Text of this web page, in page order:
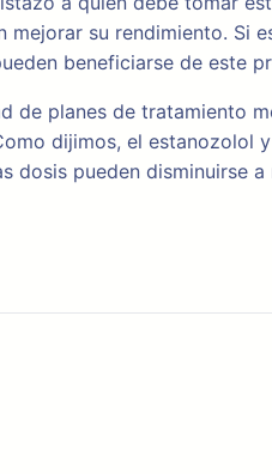
su rendimiento. Si
beneficiarse de este
de planes de tratamiento
dijimos, el estanozolol
dosis pueden disminuirse